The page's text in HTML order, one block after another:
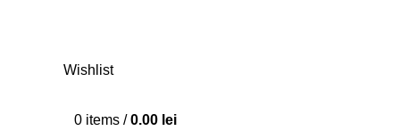
Wishlist
0 items / 0.00 lei